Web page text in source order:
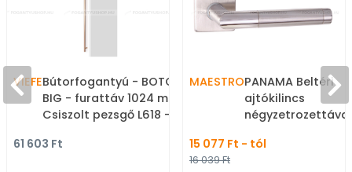
VIEFEBútorfogantyú - BOTO
BIG - furattáv 1024 mm -
Csiszolt pezsgő L618 -
méretben gyártott
61 603 Ft
MAESTROPANAMA Beltéri
ajtókilincs
négyzetrozettával
Szálcsiszolt -
15 077 Ft - tól
16 039 Ft